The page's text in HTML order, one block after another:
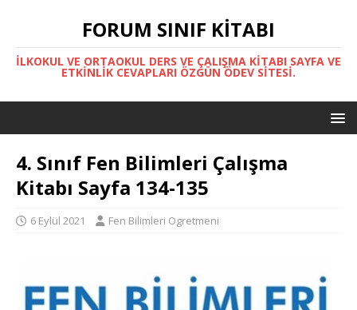
FORUM SINIF KITABI
İLKOKUL VE ORTAOKUL DERS VE ÇALIŞMA KITABI SAYFA VE
ETKINLIK CEVAPLARI ÖZGÜN ÖDEV SITESI.
4. Sınıf Fen Bilimleri Çalışma
Kitabı Sayfa 134-135
6 Eylül 2021 Fen Bilimleri Ogretmeni